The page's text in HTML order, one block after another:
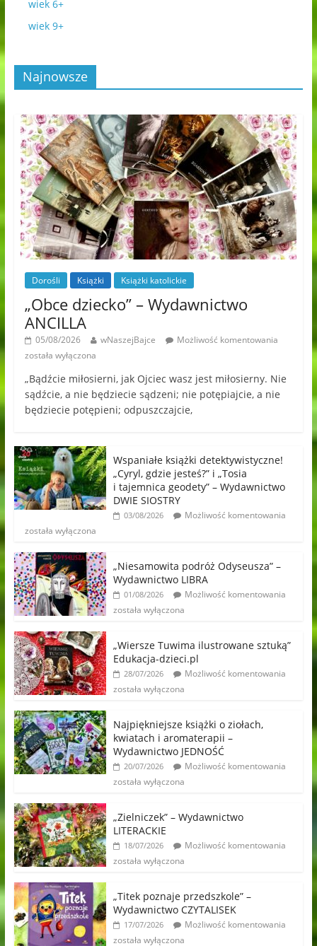
wiek 6+
wiek 9+
Najnowsze
Dorośli Książki Książki katolickie
„Obce dziecko” – Wydawnictwo
ANCILLA
05/08/2026 wNaszejBajce
Możliwość komentowania
została wyłączona
„Bądźcie miłosierni, jak Ojciec wasz jest miłosierny. Nie
sądźcie, a nie będziecie sądzeni; nie potępiajcie, a nie
będziecie potępieni; odpuszczajcie,
Wspaniałe książki detektywistyczne!
„Cyryl, gdzie jesteś?” i „Tosia
i tajemnica geodety” – Wydawnictwo
DWIE SIOSTRY
03/08/2026
Możliwość komentowania
została wyłączona
„Niesamowita podróż Odyseusza” –
Wydawnictwo LIBRA
01/08/2026
Możliwość komentowania
została wyłączona
„Wiersze Tuwima ilustrowane sztuką”
Edukacja-dzieci.pl
28/07/2026
Możliwość komentowania
została wyłączona
Najpiękniejsze książki o ziołach,
kwiatach i aromaterapii –
Wydawnictwo JEDNOŚĆ
20/07/2026
Możliwość komentowania
została wyłączona
„Zielniczek” – Wydawnictwo
LITERACKIE
18/07/2026
Możliwość komentowania
została wyłączona
„Titek poznaje przedszkole” –
Wydawnictwo CZYTALISEK
17/07/2026
Możliwość komentowania
została wyłączona